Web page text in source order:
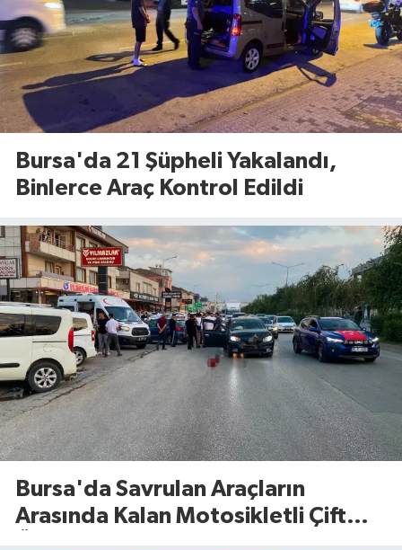
Bursa'da 21 Şüpheli Yakalandı,
Binlerce Araç Kontrol Edildi
Bursa'da Savrulan Araçların
Arasında Kalan Motosikletli Çift